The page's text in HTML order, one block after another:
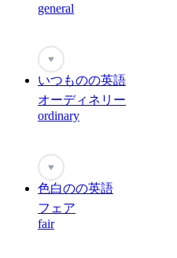
general
♥
いつものの英語
オーディネリー
ordinary
♥
色白のの英語
フェア
fair